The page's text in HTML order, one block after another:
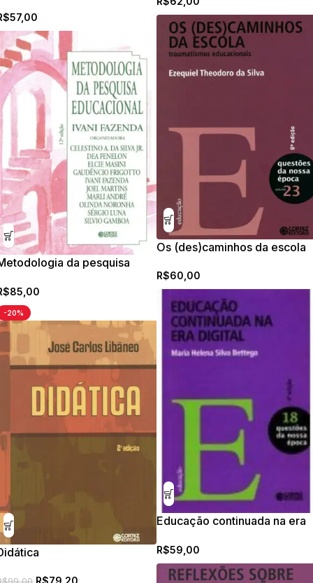
57,00
Os (des)caminhos da escola
R$60,00
da pesquisa
85,00
Educação continuada na era
R$59,00
-20%